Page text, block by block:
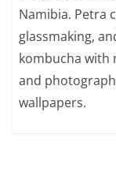
Namibia. Petra
glassmaking,
kombucha with
and
wallpapers.